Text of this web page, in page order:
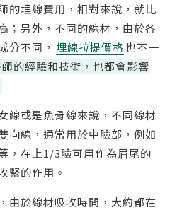
的埋線費用，相對來說，就比
；另外，不同的線材，由於各
分不同， 埋線拉提價格也不一
的經驗和技術，也都會影響
線或是魚骨線來說，不同線材
向線，通常用於中臉部，例如
，在上1/3臉可用作為眉尾的
緊的作用。
由於線材吸收時間，大約都在